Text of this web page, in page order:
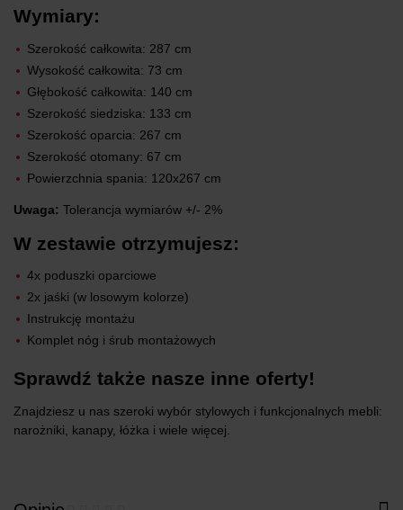
Wymiary:
Szerokość całkowita: 287 cm
Wysokość całkowita: 73 cm
Głębokość całkowita: 140 cm
Szerokość siedziska: 133 cm
Szerokość oparcia: 267 cm
Szerokość otomany: 67 cm
Powierzchnia spania: 120x267 cm
Uwaga: Tolerancja wymiarów +/- 2%
W zestawie otrzymujesz:
4x poduszki oparciowe
2x jaśki (w losowym kolorze)
Instrukcję montażu
Komplet nóg i śrub montażowych
Sprawdź także nasze inne oferty!
Znajdziesz u nas szeroki wybór stylowych i funkcjonalnych mebli:
narożniki, kanapy, łóżka i wiele więcej.